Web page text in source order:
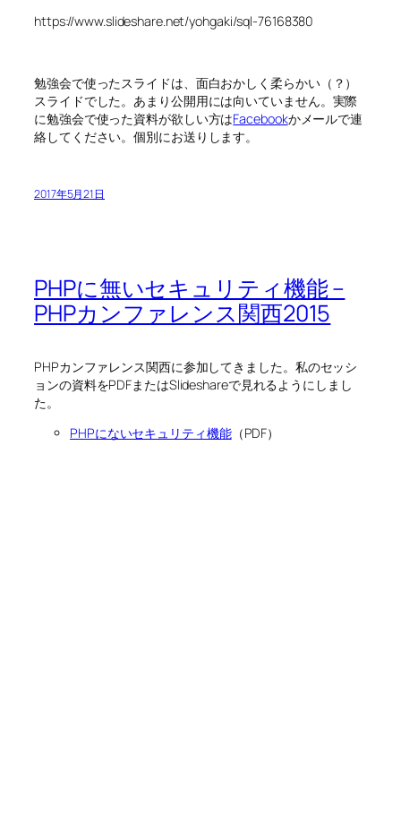
https://www.slideshare.net/yohgaki/sql-76168380
勉強会で使ったスライドは、面白おかしく柔らかい（？）
スライドでした。あまり公開用には向いていません。実際
に勉強会で使った資料が欲しい方はFacebookかメールで連
絡してください。個別にお送りします。
2017年5月21日
PHPに無いセキュリティ機能 –
PHPカンファレンス関西2015
PHPカンファレンス関西に参加してきました。私のセッシ
ョンの資料をPDFまたはSlideshareで見れるようにしまし
た。
PHPにないセキュリティ機能（PDF）